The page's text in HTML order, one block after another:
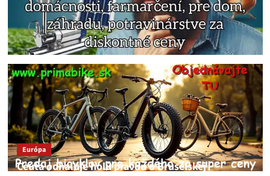
Európa
Ceuta odhaľuje holú pravdu o Bruselskej